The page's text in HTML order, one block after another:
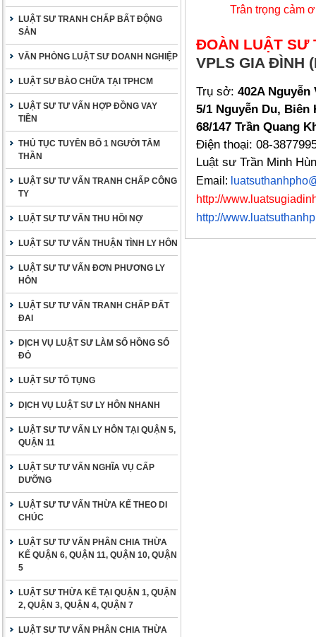
LUẬT SƯ TRANH CHẤP BẤT ĐỘNG
SẢN
VĂN PHÒNG LUẬT SƯ DOANH NGHIỆP
LUẬT SƯ BÀO CHỮA TẠI TPHCM
LUẬT SƯ TƯ VẤN HỢP ĐỒNG VAY
TIỀN
THỦ TỤC TUYÊN BỐ 1 NGƯỜI TÂM
THẦN
LUẬT SƯ TƯ VẤN TRANH CHẤP CÔNG
TY
LUẬT SƯ TƯ VẤN THU HỒI NỢ
LUẬT SƯ TƯ VẤN THUẬN TÌNH LY HÔN
LUẬT SƯ TƯ VẤN ĐƠN PHƯƠNG LY
HÔN
LUẬT SƯ TƯ VẤN TRANH CHẤP ĐẤT
ĐAI
DỊCH VỤ LUẬT SƯ LÀM SỔ HỒNG SỔ
ĐỎ
LUẬT SƯ TỐ TỤNG
DỊCH VỤ LUẬT SƯ LY HÔN NHANH
LUẬT SƯ TƯ VẤN LY HÔN TẠI QUẬN 5,
QUẬN 11
LUẬT SƯ TƯ VẤN NGHĨA VỤ CẤP
DƯỠNG
LUẬT SƯ TƯ VẤN THỪA KẾ THEO DI
CHÚC
LUẬT SƯ TƯ VẤN PHÂN CHIA THỪA
KẾ QUẬN 6, QUẬN 11, QUẬN 10, QUẬN
5
LUẬT SƯ THỪA KẾ TẠI QUẬN 1, QUẬN
2, QUẬN 3, QUẬN 4, QUẬN 7
LUẬT SƯ TƯ VẤN PHÂN CHIA THỪA
Trân trọng cảm
ĐOÀN LUẬT SƯ
VPLS GIA ĐÌNH
Trụ sở: 402A Nguyễn
5/1 Nguyễn Du,
68/147 Trần Quang
Điện thoại: 08-
Luật sư Trần Minh
Email:
http://
http://